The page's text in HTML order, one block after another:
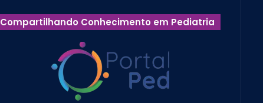
Compartilhando Conhecimento em Pediatria